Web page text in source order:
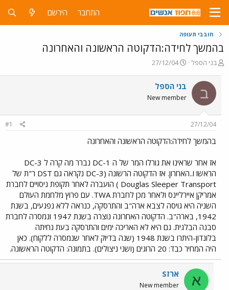
התחבר הירשם
חובבי תעופה
בהמשך לחידה:הדקוטה הראשונה והאחרונה
פ
ח
ה
ו
ש
בני הספל
פ
ס
ם
ת
27/12/04
ב בני הספל
New member
27/12/04
#1
בהמשך לחידה:הדקוטה הראשונה והאחרונה
אז אחר שראינו את גורלו המר של ה DC-1 נברר מה קרה ל DC-3
הראשו ו..האחרון. אז הדקוטה הרשונה (DC-3 נקראה גם DST ר"ת של
Douglas Sleeper Transport ) הועברה לאחר תקופת ניסויים לחברת
אמריקן איירליינס ולאחר מכן לחברת TWA. עם פרוץ מלחמת העולם
השניה היא גויסה לצבא ארה"ב והתרסקה, כנראה ללא נפגעים, בשנת
1942, בארה"ב. הדקוטה האחרונה נוצרה בשנת 1947 ונמסרה לחברת
סבנה הבלגית. גם היא לא האריכה ימים והתרסקה בעת נחיתה
בלונדון-היתרו בשנת 1948 (שנה בדיוק לאחר שנמסרה ללקוח). כאן
היה המחיר כבד: 20 הרוגים (ושני ניצולים). בתמונה: הדקוטה הראשונה.
א ארזS
New member